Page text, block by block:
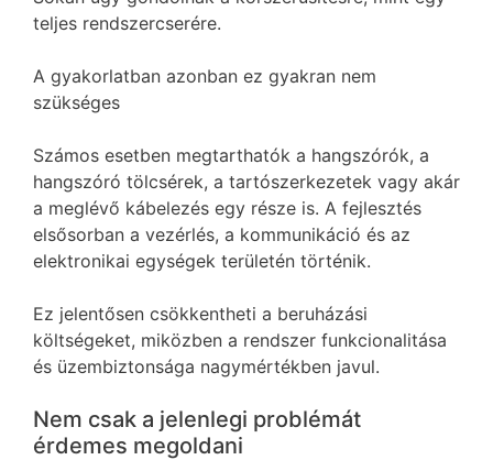
teljes rendszercserére.
A gyakorlatban azonban ez gyakran nem
szükséges
Számos esetben megtarthatók a hangszórók, a
hangszóró tölcsérek, a tartószerkezetek vagy akár
a meglévő kábelezés egy része is. A fejlesztés
elsősorban a vezérlés, a kommunikáció és az
elektronikai egységek területén történik.
Ez jelentősen csökkentheti a beruházási
költségeket, miközben a rendszer funkcionalitása
és üzembiztonsága nagymértékben javul.
Nem csak a jelenlegi problémát
érdemes megoldani